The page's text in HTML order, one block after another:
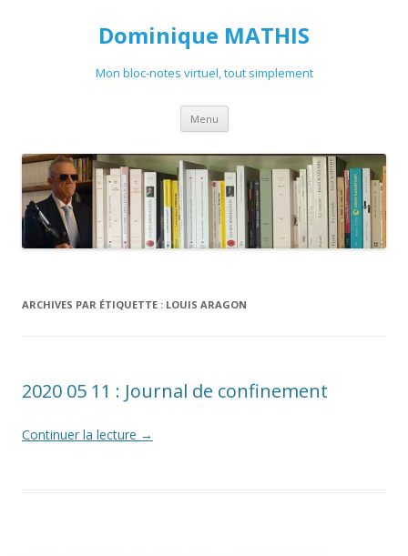
Dominique MATHIS
Mon bloc-notes virtuel, tout simplement
Menu Aller
contenu
ARCHIVES PAR ÉTIQUETTE : LOUIS ARAGON
2020 05 11 : Journal de confinement
Continuer la lecture →